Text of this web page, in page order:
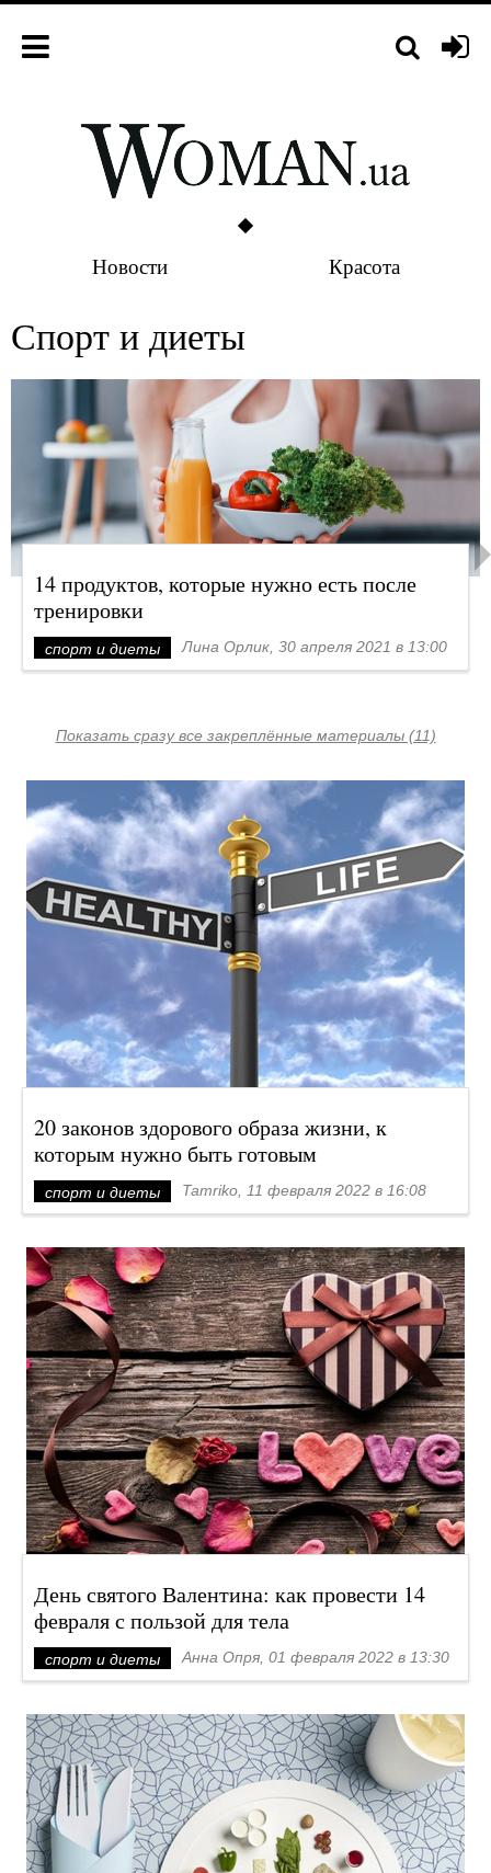
Новости Красота
Спорт и диеты
14 продуктов, которые нужно есть после
тренировки
спорт и диеты Лина Орлик, 30 апреля 2021 в 13:00
Показать сразу все закреплённые материалы (11)
20 законов здорового образа жизни, к
которым нужно быть готовым
спорт и диеты Tamriko, 11 февраля 2022 в 16:08
День святого Валентина: как провести 14
февраля с пользой для тела
спорт и диеты Анна Опря, 01 февраля 2022 в 13:30